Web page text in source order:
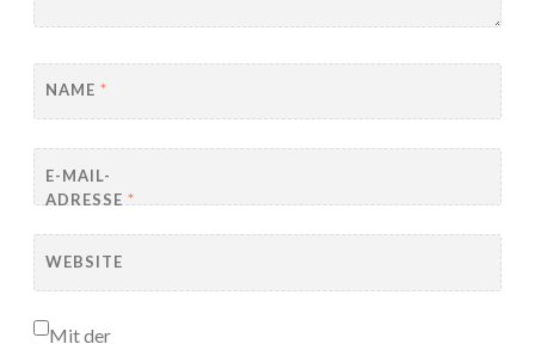
NAME *
E-MAIL-
ADRESSE *
WEBSITE
Mit der